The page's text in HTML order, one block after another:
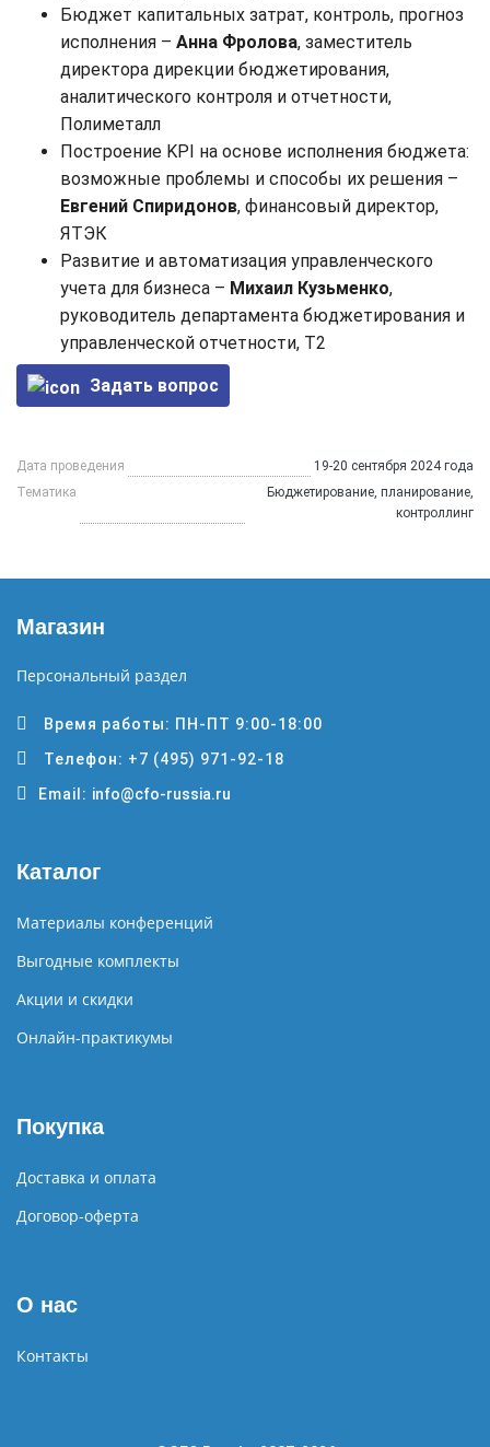
Бюджет капитальных затрат, контроль, прогноз
исполнения – Анна Фролова, заместитель
директора дирекции бюджетирования,
аналитического контроля и отчетности,
Полиметалл
Построение KPI на основе исполнения бюджета:
возможные проблемы и способы их решения –
Евгений Спиридонов, финансовый директор,
ЯТЭК
Развитие и автоматизация управленческого
учета для бизнеса – Михаил Кузьменко,
руководитель департамента бюджетирования и
управленческой отчетности, T2
Задать вопрос
Дата проведения
19-20 сентября 2024 года
Тематика
Бюджетирование, планирование,
контроллинг
Магазин
Персональный раздел
Время работы: ПН-ПТ 9:00-18:00
Телефон: +7 (495) 971-92-18
Email: info@cfo-russia.ru
Каталог
Материалы конференций
Выгодные комплекты
Акции и скидки
Онлайн-практикумы
Покупка
Доставка и оплата
Договор-оферта
О нас
Контакты